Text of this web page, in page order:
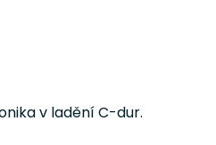
v ladění C-dur.